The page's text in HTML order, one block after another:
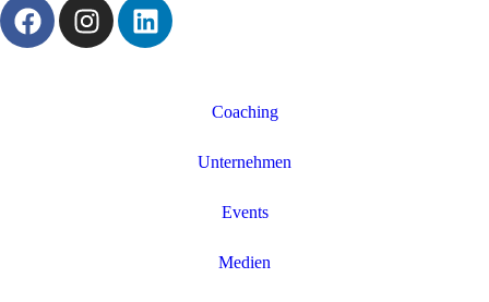
Coaching
Unternehmen
Events
Medien